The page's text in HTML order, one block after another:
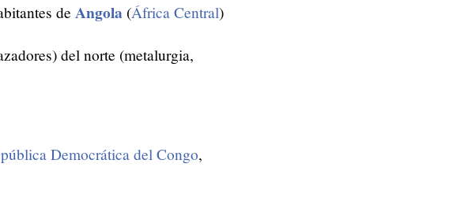
de Angola (África Central)
del norte (metalurgia,
Democrática del Congo,